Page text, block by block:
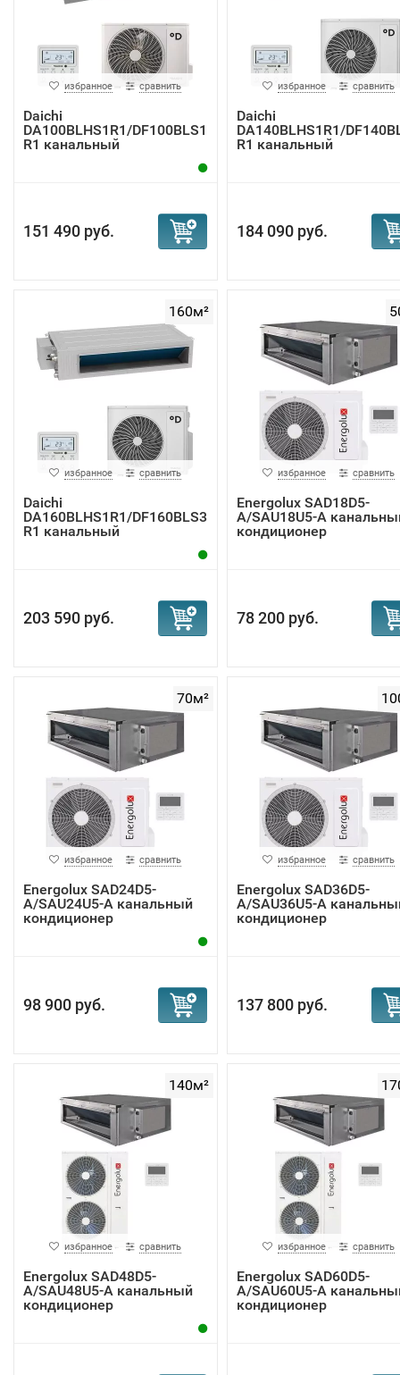
избранное сравнить
Daichi
DA100BLHS1R1/DF100BLS1
R1 канальный
151 490 руб.
избранное сравнить
Daichi
DA140BLHS1R1/
R1 канальный
184 090 руб.
160м²
избранное сравнить
Daichi
DA160BLHS1R1/DF160BLS3
R1 канальный
203 590 руб.
избранное сравнить
Energolux SAD18D5-
A/SAU18U5-A
кондиционер
78 200 руб.
70м²
избранное сравнить
Energolux SAD24D5-
A/SAU24U5-A канальный
кондиционер
98 900 руб.
избранное сравнить
Energolux SAD36D5-
A/SAU36U5-A
кондиционер
137 800 руб.
140м²
избранное сравнить
Energolux SAD48D5-
A/SAU48U5-A канальный
кондиционер
избранное сравнить
Energolux SAD60D5-
A/SAU60U5-A
кондиционер